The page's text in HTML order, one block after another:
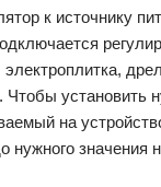
к источнику
Чтобы установить
на
нужного значения